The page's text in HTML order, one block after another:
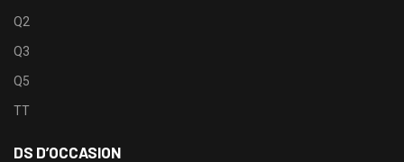
Q2
Q3
Q5
TT
DS D’OCCASION